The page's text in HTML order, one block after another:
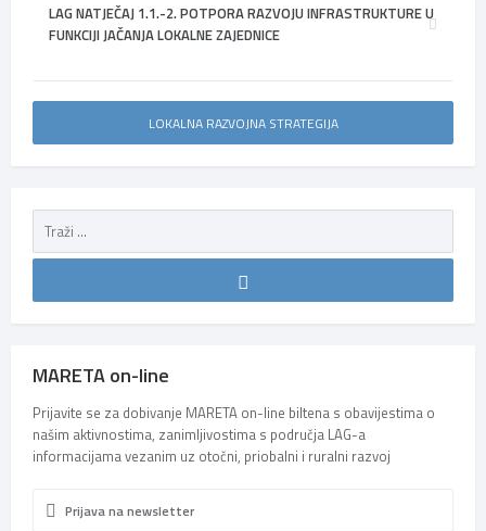
LAG NATJEČAJ 1.1.-2. POTPORA RAZVOJU INFRASTRUKTURE U
FUNKCIJI JAČANJA LOKALNE ZAJEDNICE
LOKALNA RAZVOJNA STRATEGIJA
MARETA on-line
Prijavite se za dobivanje MARETA on-line biltena s obavijestima o
našim aktivnostima, zanimljivostima s područja LAG-a
informacijama vezanim uz otočni, priobalni i ruralni razvoj
Prijava na newsletter